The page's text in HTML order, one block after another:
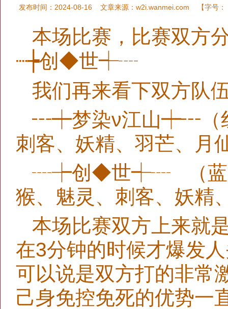
发布时间：2024-08-16 文章来源： w2i.wanmei.com 【字号：
本场比赛，比赛双
┈┾创◆世┽┈
我们再来看下双方队
┅┿梦染ν江山┿┅（
刺客、妖精、羽芒、月
┈┾创◆世┽┈ （蓝队
猴、魅灵、刺客、妖精
本场比赛双方上来就
在3分钟的时候才爆发
可以说是双方打的非常
己身免控免死的优势一